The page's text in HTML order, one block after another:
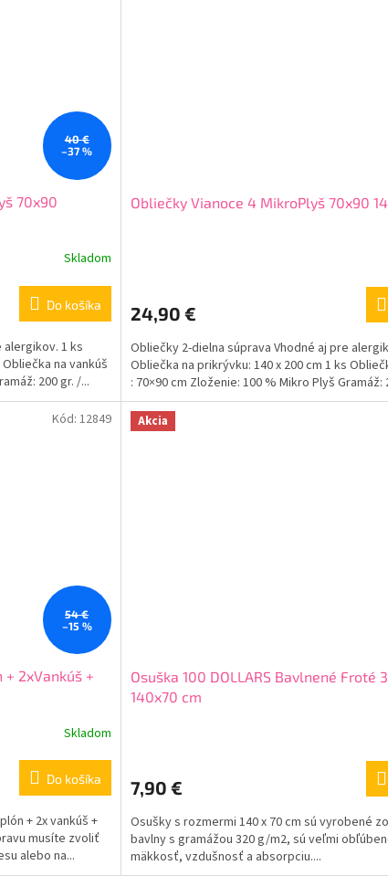
40 €
–37 %
70x90
Skladom
Do košíka
alergikov. 1 ks
na vankúš
200 gr. /...
Obliečky Vianoce 4 MikroPlyš 70x90
24,90 €
Obliečky 2-dielna súprava Vhodné aj pre
Obliečka na prikrývku: 140 x 200 cm 1 ks
: 70×90 cm Zloženie: 100 % Mikro Plyš Gramáž:
54 €
–15 %
2xVankúš +
Skladom
Do košíka
+ 2x vankúš +
musíte zvoliť
alebo na...
Kód: 12849 Akcia
Osuška 100 DOLLARS Bavlnené Froté
140x70 cm
7,90 €
Osušky s rozmermi 140 x 70 cm sú vyrobené
bavlny s gramážou 320 g/m2, sú veľmi
mäkkosť, vzdušnosť a absorpciu....